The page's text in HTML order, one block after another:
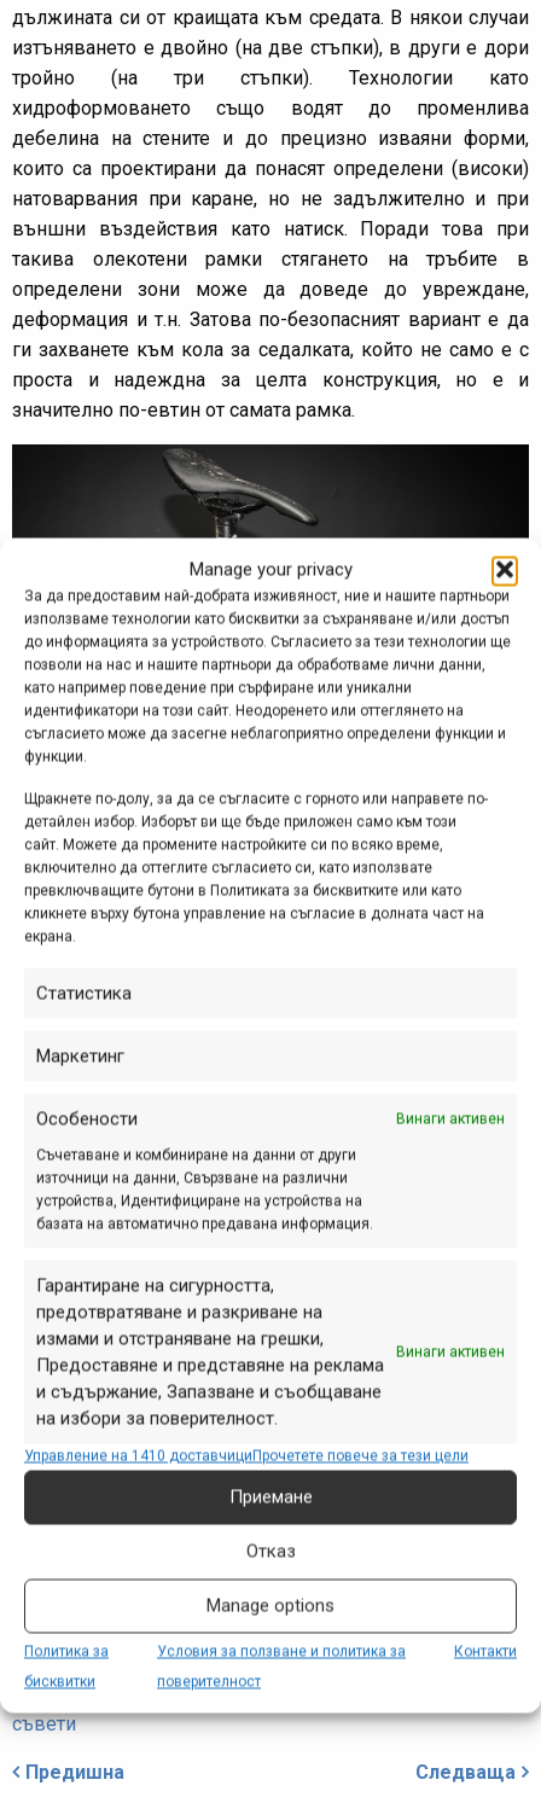
Manage your privacy
За да предоставим най-добрата изживяност, ние и нашите партньори
използваме технологии като бисквитки за съхраняване и/или достъп
до информацията за устройството. Съгласието за тези технологии ще
позволи на нас и нашите партньори да обработваме лични данни,
като например поведение при сърфиране или уникални
идентификатори на този сайт. Неодоренето или оттеглянето на
съгласието може да засегне неблагоприятно определени функции и
функции.
Щракнете по-долу, за да се съгласите с горното или направете по-
детайлен избор. Изборът ви ще бъде приложен само към този
сайт. Можете да промените настройките си по всяко време,
включително да оттеглите съгласието си, като използвате
превключващите бутони в Политиката за бисквитките или като
кликнете върху бутона управление на съгласие в долната част на
екрана.
Статистика
Маркетинг
Особености Винаги активен
Съчетаване и комбиниране на данни от други
източници на данни, Свързване на различни
устройства, Идентифициране на устройства на
базата на автоматично предавана информация.
Гарантиране на сигурността,
предотвратяване и разкриване на
измами и отстраняване на грешки,
Предоставяне и представяне на реклама
и съдържание, Запазване и съобщаване
на избори за поверителност.
Винаги активен
Управление на 1410 доставчициПрочетете повече за тези цели
Приемане
Отказ
Manage options
Политика за
бисквитки
Условия за ползване и политика за
поверителност
Контакти
дължината си от краищата към средата. В някои случаи
изтъняването е двойно (на две стъпки), в други е дори
тройно (на три стъпки). Технологии като
хидроформоването също водят до променлива
дебелина на стените и до прецизно изваяни форми,
които са проектирани да понасят определени (високи)
натоварвания при каране, но не задължително и при
външни въздействия като натиск. Поради това при
такива олекотени рамки стягането на тръбите в
определени зони може да доведе до увреждане,
деформация и т.н. Затова по-безопасният вариант е да
ги захванете към кола за седалката, който не само е с
проста и надеждна за целта конструкция, но е и
значително по-евтин от самата рамка.
Като общо правило това важи и за карбоновите рамки,
макар че на теория, дори и да са с доста тънки стени, те
би трябвало да издържат повече натиск отвън. При тях
обаче има друг риск – ако челюстите, които захващат
рамката, са замърсени или ако е останала кал или нещо
дори да е само козметично, няма да сте много доволни
Така че винаги, когато е възможно, хващайте
велосипеда през кола за седалката.
хидравличен? В повечето източници, които съм срещал,
това не се смята за проблем, стига колът да се захваща
в разгънато състояние. В зависимост от рамката и
височината на колоездача, в много случаи основната
(външна) тръба на кола стърчи достатъчно от
седалковата тръба на рамката, за да може да бъде
захванат велосипеда именно в тази част.
За снимките и демонстрацията благодаря на Бойко
Pave Bike Shop
https://www.facebook.com/pavebikeshop/).
Етикети:велосипед,захващане
съвети
Предишна Следваща